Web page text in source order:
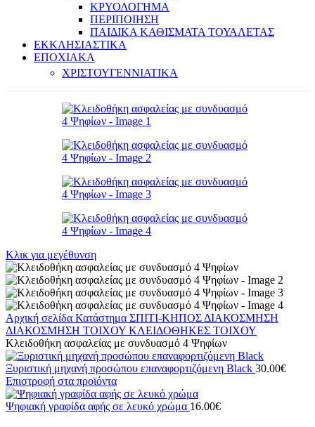
ΚΡΥΟΛΟΓΗΜΑ
ΠΕΡΙΠΟΙΗΣΗ
ΠΑΙΔΙΚΑ ΚΑΘΙΣΜΑΤΑ ΤΟΥΑΛΕΤΑΣ
ΕΚΚΛΗΣΙΑΣΤΙΚΑ
ΕΠΟΧΙΑΚΑ
ΧΡΙΣΤΟΥΓΕΝΝΙΑΤΙΚΑ
Κλικ για μεγέθυνση
Αρχική σελίδα Κατάστημα ΣΠΙΤΙ-ΚΗΠΟΣ ΔΙΑΚΟΣΜΗΣΗ
ΔΙΑΚΟΣΜΗΣΗ ΤΟΙΧΟΥ ΚΛΕΙΔΟΘΗΚΕΣ ΤΟΙΧΟΥ
Κλειδοθήκη ασφαλείας με συνδυασμό 4 Ψηφίων
Ξυριστική μηχανή προσώπου επαναφορτιζόμενη Black 30.00€
Επιστροφή στα προϊόντα
Ψηφιακή γραφίδα αφής σε λευκό χρώμα 16.00€